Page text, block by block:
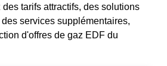
tarifs attractifs, des solutions
services supplémentaires,
d'offres de gaz EDF du